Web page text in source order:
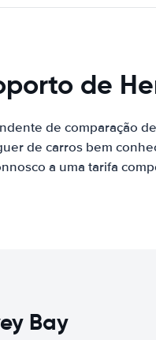
de
de comparação
de carros bem
a uma tarifa
Bay